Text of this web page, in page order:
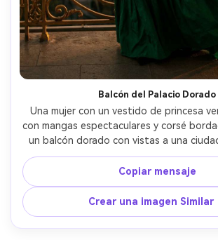
Balcón del Palacio Dorado
Una mujer con un vestido de princesa
con mangas espectaculares y corsé
un balcón dorado con vistas a una
luz cálida en el pelo, el viento
falda, disparada en Fujifilm GFX 100S
composición vertical de todo el cuerpo,
colores cinematográficos del atardecer,
realistas, vibe de campaña de moda
Copiar mensaje
Crear una imagen Similar